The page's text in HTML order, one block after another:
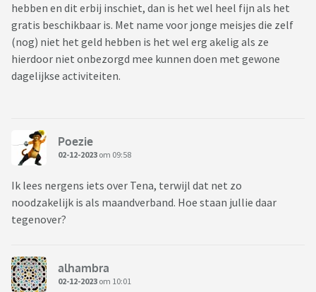
hebben en dit erbij inschiet, dan is het wel heel fijn als het
gratis beschikbaar is. Met name voor jonge meisjes die zelf
(nog) niet het geld hebben is het wel erg akelig als ze
hierdoor niet onbezorgd mee kunnen doen met gewone
dagelijkse activiteiten.
Poezie
02-12-2023 om 09:58
Ik lees nergens iets over Tena, terwijl dat net zo
noodzakelijk is als maandverband. Hoe staan jullie daar
tegenover?
alhambra
02-12-2023 om 10:01